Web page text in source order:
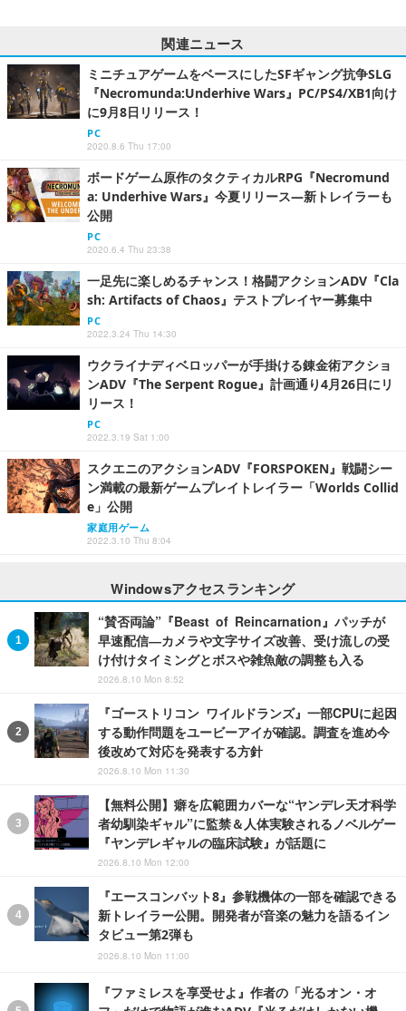
関連ニュース
ミニチュアゲームをベースにしたSFギャング抗争SLG
『Necromunda:Underhive Wars』PC/PS4/XB1向け
に9月8日リリース！
PC
2020.8.6 Thu 17:00
ボードゲーム原作のタクティカルRPG『Necromund
a: Underhive Wars』今夏リリース―新トレイラーも
公開
PC
2020.6.4 Thu 23:38
一足先に楽しめるチャンス！格闘アクションADV『Cla
sh: Artifacts of Chaos』テストプレイヤー募集中
PC
2022.3.24 Thu 14:30
ウクライナディベロッパーが手掛ける錬金術アクショ
ンADV『The Serpent Rogue』計画通り4月26日にリ
リース！
PC
2022.3.19 Sat 1:00
スクエニのアクションADV『FORSPOKEN』戦闘シー
ン満載の最新ゲームプレイトレイラー「Worlds Collid
e」公開
家庭用ゲーム
2022.3.10 Thu 8:04
Windowsアクセスランキング
“賛否両論”『Beast of Reincarnation』パッチが
早速配信―カメラや文字サイズ改善、受け流しの受
け付けタイミングとボスや雑魚敵の調整も入る
2026.8.10 Mon 8:52
『ゴーストリコン ワイルドランズ』一部CPUに起因
する動作問題をユービーアイが確認。調査を進め今
後改めて対応を発表する方針
2026.8.10 Mon 11:30
【無料公開】癖を広範囲カバーな“ヤンデレ天才科学
者幼馴染ギャル”に監禁＆人体実験されるノベルゲー
『ヤンデレギャルの臨床試験』が話題に
2026.8.10 Mon 12:00
『エースコンバット8』参戦機体の一部を確認できる
新トレイラー公開。開発者が音楽の魅力を語るイン
タビュー第2弾も
2026.8.10 Mon 11:00
『ファミレスを享受せよ』作者の「光るオン・オ